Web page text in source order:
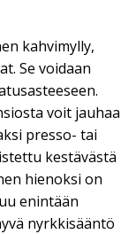
kahvimylly,
Se voidaan
voit jauhaa
presso- tai
kestävästä
hienoksi on
enintään
nyrkkisääntö